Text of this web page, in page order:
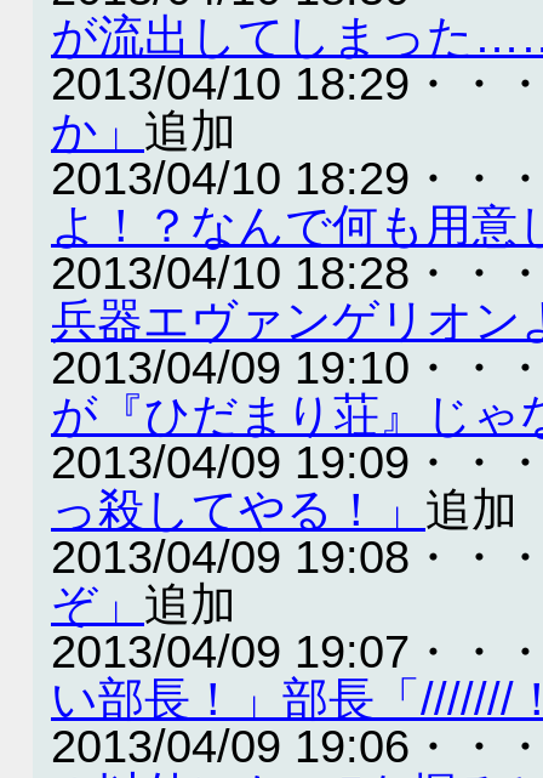
が流出してしまった
2013/04/10 18:29・・
か」 追加
2013/04/10 18:29・・
よ！？なんで何も用意
2013/04/10 18:28・・
兵器エヴァンゲリオン
2013/04/09 19:10・・
が『ひだまり荘』じゃ
2013/04/09 19:09・・
っ殺してやる！」 追加
2013/04/09 19:08・・
ぞ」 追加
2013/04/09 19:07・・
い部長！」部長「///////
2013/04/09 19:06・・